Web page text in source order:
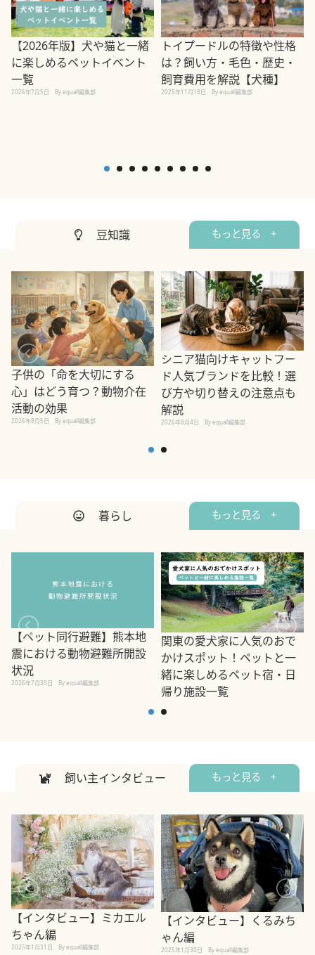
【2026年版】犬や猫と一緒
に楽しめるペットイベント
一覧
2026年7月5日 By equall編集部
トイプードルの特徴や性格
は？飼い方・毛色・歴史・
飼育費用を解説【犬種】
2025年11月18日 By equall編集部
豆知識 もっと見る +
子供の「命を大切にする
心」はどう育つ？動物介在
活動の効果
2026年8月5日 By equall編集部
シニア猫向けキャットフー
ド人気ブランドを比較！選
び方や切り替えの注意点も
解説
2026年8月4日 By equall編集部
暮らし もっと見る +
【ペット同行避難】熊本地
震における動物避難所開設
状況
2026年7月30日 By equall編集部
関東の愛犬家に人気のおで
かけスポット！ペットと一
緒に楽しめるペット宿・日
帰り施設一覧
飼い主インタビュー もっと見る +
【インタビュー】ミカエル
ちゃん編
2025年1月31日 By equall編集部
【インタビュー】くるみち
ゃん編
2025年1月30日 By equall編集部